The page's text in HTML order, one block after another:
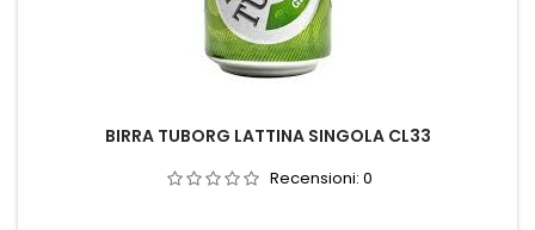
BIRRA TUBORG LATTINA SINGOLA CL33
Recensioni: 0